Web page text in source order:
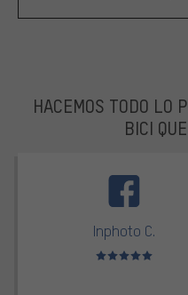
HACEMOS TODO LO
BICI
Inphoto C.
Valoración media: 5